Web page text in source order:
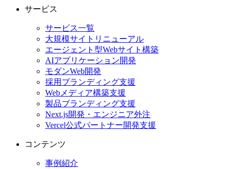
サービス
サービス一覧
大規模サイトリニューアル
エージェント型Webサイト構築
AIアプリケーション開発
モダンWeb開発
採用ブランディング支援
Webメディア構築支援
製品ブランディング支援
Next.js開発・エンジニア外注
Vercel公式パートナー開発支援
コンテンツ
事例紹介